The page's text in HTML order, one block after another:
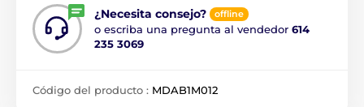
¿Necesita consejo? offline
o escriba una pregunta al vendedor 614
235 3069
Código del producto : MDAB1M012